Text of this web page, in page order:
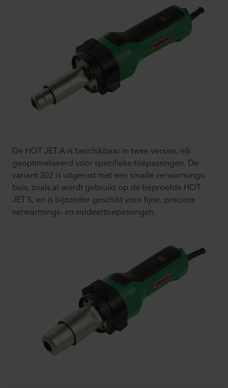
De HOT JET A is beschikbaar in twee versies, elk
geoptimaliseerd voor specifieke toepassingen. De
variant 302 is uitgerust met een smalle verwarmings­
buis, zoals al wordt gebruikt op de beproefde HOT
JET S, en is bijzonder geschikt voor fijne, precieze
verwarmings- en soldeertoepassingen.